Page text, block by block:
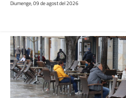
Diumenge, 09 de agost del 2026